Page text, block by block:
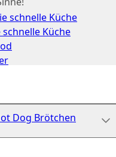
schnelle Küche
Küche
Dog Brötchen